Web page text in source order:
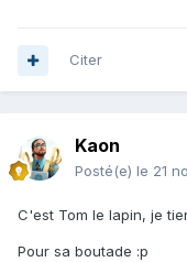
Citer
Kaon
Posté(e) le 21
C'est Tom le lapin, je
Pour sa boutade :p